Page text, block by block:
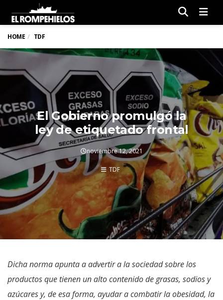
HOME TDF
El Gobierno promulgó la
ley de etiquetado frontal
noviembre 12, 2021
TDF
Dicha norma apunta a advertir a la sociedad sobre los
productos que tienen un alto contenido de grasas, sodios y
azúcares y, de esa forma, ayudar a combatir la obesidad, la